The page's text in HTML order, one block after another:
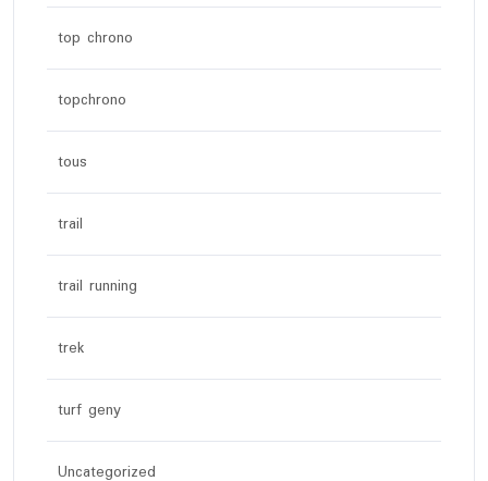
top chrono
topchrono
tous
trail
trail running
trek
turf geny
Uncategorized